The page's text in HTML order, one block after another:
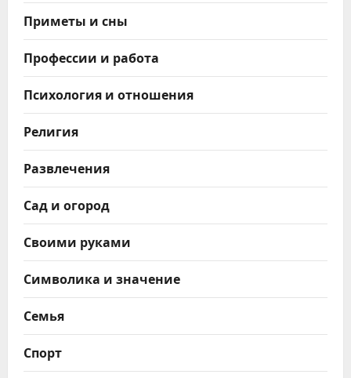
Приметы и сны
Профессии и работа
Психология и отношения
Религия
Развлечения
Сад и огород
Своими руками
Символика и значение
Семья
Спорт